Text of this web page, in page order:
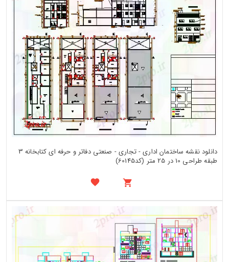
دانلود نقشه ساختمان اداری - تجاری - صنعتی دفاتر و حرفه ای کتابخانه 3
طبقه طراحی 10 در 25 متر (کد60145)